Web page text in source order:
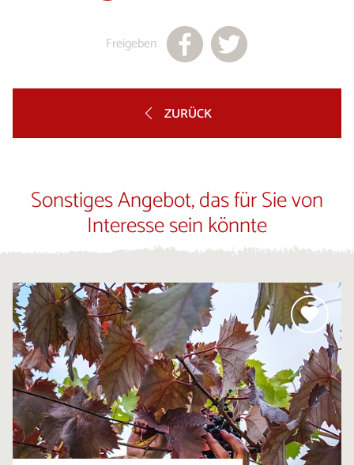
Freigeben
ZURÜCK
Sonstiges Angebot, das für Sie von
Interesse sein könnte